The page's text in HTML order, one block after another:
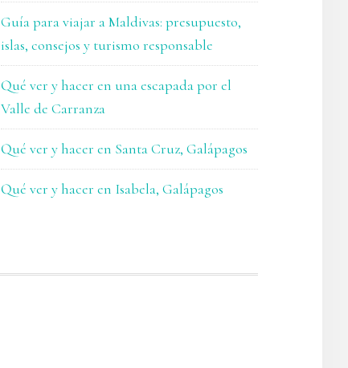
Guía para viajar a Maldivas: presupuesto,
islas, consejos y turismo responsable
Qué ver y hacer en una escapada por el
Valle de Carranza
Qué ver y hacer en Santa Cruz, Galápagos
Qué ver y hacer en Isabela, Galápagos